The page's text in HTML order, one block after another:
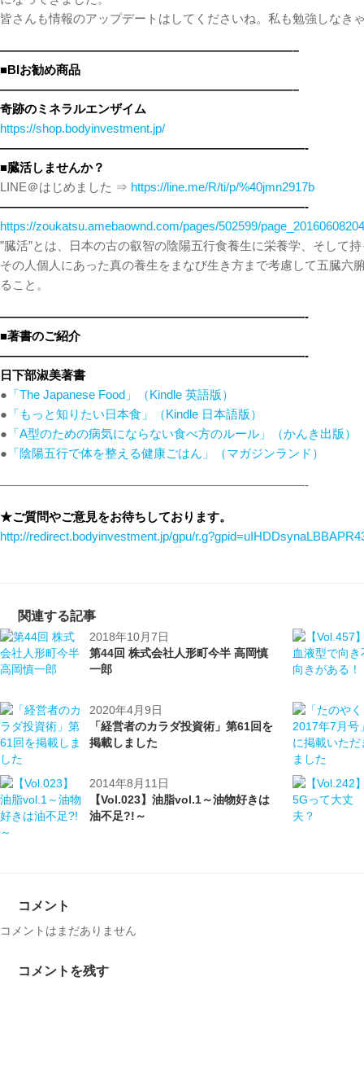
皆さんも情報のアップデートはしてくださいね。私も勉強しなき
————————————————————————–
■BIお勧め商品
————————————————————————–
奇跡のミネラルエンザイム
https://shop.bodyinvestment.jp/
—————————————————————————-
■臓活しませんか？
LINE＠はじめました ⇒ https://line.me/R/ti/p/%40jmn2917b
—————————————————————————-
https://zoukatsu.amebaownd.com/pages/502599/
”臓活”とは、日本の古の叡智の陰陽五行食養生に栄養学、そして
その人個人にあった真の養生をまなび生き方まで考慮して五臓六
ること。
—————————————————————————-
■著書のご紹介
—————————————————————————-
日下部淑美著書
● 「The Japanese Food」（Kindle 英語版）
● 「もっと知りたい日本食」（Kindle 日本語版）
● 「A型のための病気にならない食べ方のルール」（かんき出版）
● 「陰陽五行で体を整える健康ごはん」（マガジンランド）
—————————————————————————-
★ご質問やご意見をお待ちしております。
http://redirect.bodyinvestment.jp/gpu/
関連する記事
2018年10月7日
第44回 株式会社人形町今半 高岡慎
一郎
2020年4月9日
「経営者のカラダ投資術」第61回を
掲載しました
2014年8月11日
【Vol.023】油脂vol.1～油物好きは
油不足?!～
コメント
コメントはまだありません
コメントを残す